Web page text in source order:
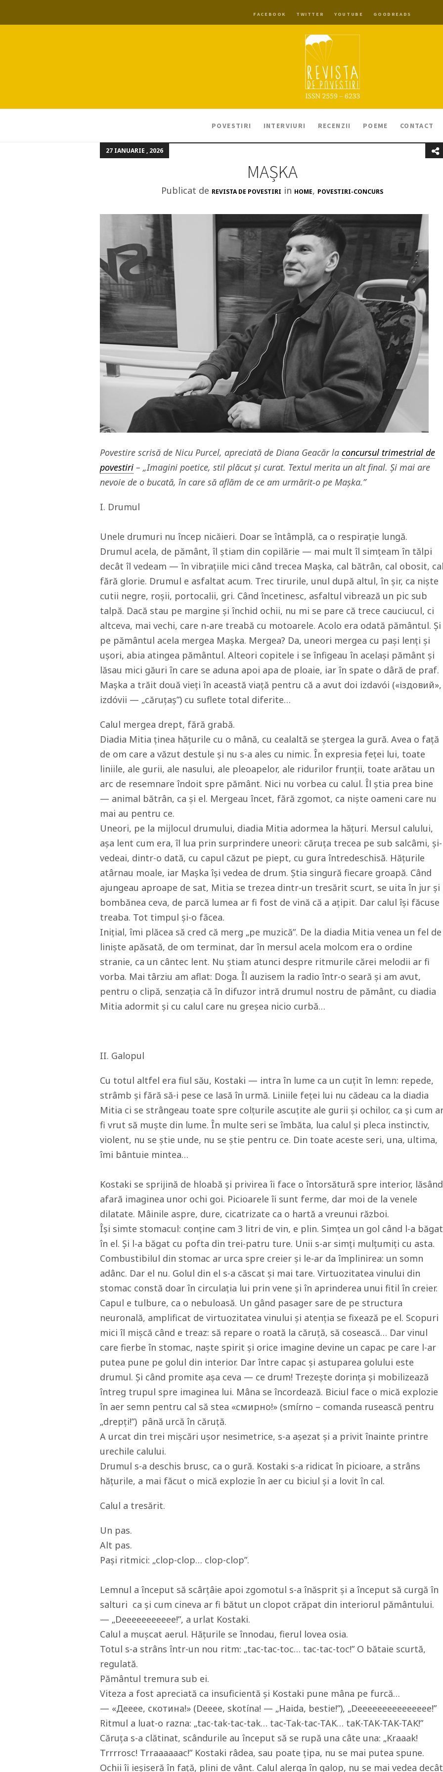
FACEBOOK TWITTER YOUTUBE GOODREADS
POVESTIRI INTERVIURI RECENZII POEME CONTACT
27 IANUARIE , 2026
MAȘKA
Publicat de REVISTA DE POVESTIRI in HOME, POVESTIRI-CONCURS
Povestire scrisă de Nicu Purcel, apreciată de Diana Geacăr la concursul trimestrial de
povestiri – „Imagini poetice, stil plăcut și curat. Textul merita un alt final. Și mai are
nevoie de o bucată, în care să aflăm de ce am urmărit-o pe Mașka.”
I. Drumul
Unele drumuri nu încep nicăieri. Doar se întâmplă, ca o respirație lungă.
Drumul acela, de pământ, îl știam din copilărie — mai mult îl simțeam în tălpi
decât îl vedeam — în vibrațiile mici când trecea Mașka, cal bătrân, cal obosit,
fără glorie. Drumul e asfaltat acum. Trec tirurile, unul după altul, în șir, ca niște
cutii negre, roșii, portocalii, gri. Când încetinesc, asfaltul vibrează un pic sub
talpă. Dacă stau pe margine și închid ochii, nu mi se pare că trece cauciucul, ci
altceva, mai vechi, care n-are treabă cu motoarele. Acolo era odată pământul. Și
pe pământul acela mergea Mașka. Mergea? Da, uneori mergea cu pași lenți și
ușori, abia atingea pământul. Alteori copitele i se înfigeau în același pământ și
lăsau mici găuri în care se aduna apoi apa de ploaie, iar în spate o dâră de praf.
Mașka a trăit două vieți în această viață pentru că a avut doi izdavói («іздовий»,
izdóvii — „căruțaș”) cu suflete total diferite…
Calul mergea drept, fără grabă.
Diadia Mitia ținea hățurile cu o mână, cu cealaltă se ștergea la gură. Avea o față
de om care a văzut destule și nu s-a ales cu nimic. În expresia feței lui, toate
liniile, ale gurii, ale nasului, ale pleoapelor, ale ridurilor frunții, toate arătau un
arc de resemnare îndoit spre pământ. Nici nu vorbea cu calul. Îl știa prea bine
— animal bătrân, ca și el. Mergeau încet, fără zgomot, ca niște oameni care nu
mai au pentru ce.
Uneori, pe la mijlocul drumului, diadia Mitia adormea la hățuri. Mersul calului,
așa lent cum era, îl lua prin surprindere uneori: căruța trecea pe sub salcâmi,
vedeai, dintr-o dată, cu capul căzut pe piept, cu gura întredeschisă. Hățurile
atârnau moale, iar Mașka își vedea de drum. Știa singură fiecare groapă. Când
ajungeau aproape de sat, Mitia se trezea dintr-un tresărit scurt, se uita în jur și
bombănea ceva, de parcă lumea ar fi fost de vină că a ațipit. Dar calul își făcuse
treaba. Tot timpul și-o făcea.
Inițial, îmi plăcea să cred că merg „pe muzică”. De la diadia Mitia venea un fel de
liniște apăsată, de om terminat, dar în mersul acela molcom era o ordine
stranie, ca un cântec lent. Nu știam atunci despre ritmurile cărei melodii ar fi
vorba. Mai târziu am aflat: Doga. Îl auzisem la radio într-o seară și am avut,
pentru o clipă, senzația că în difuzor intră drumul nostru de pământ, cu diadia
Mitia adormit și cu calul care nu greșea nicio curbă…
II. Galopul
Cu totul altfel era fiul său, Kostaki — intra în lume ca un cuțit în lemn: repede,
strâmb și fără să-i pese ce lasă în urmă. Liniile feței lui nu cădeau ca la diadia
Mitia ci se strângeau toate spre colțurile ascuțite ale gurii și ochilor, ca și cum
fi vrut să muște din lume. În multe seri se îmbăta, lua calul și pleca instinctiv,
violent, nu se știe unde, nu se știe pentru ce. Din toate aceste seri, una, ultima,
îmi bântuie mintea…
Kostaki se sprijină de hloabă și privirea îi face o întorsătură spre interior, lăsând
afară imaginea unor ochi goi. Picioarele îi sunt ferme, dar moi de la venele
dilatate. Mâinile aspre, dure, cicatrizate ca o hartă a vreunui război.
Își simte stomacul: conține cam 3 litri de vin, e plin. Simțea un gol când l-a băgat
în el. Și l-a băgat cu pofta din trei-patru ture. Unii s-ar simți mulțumiți cu asta.
Combustibilul din stomac ar urca spre creier și le-ar da împlinirea: un somn
adânc. Dar el nu. Golul din el s-a căscat și mai tare. Virtuozitatea vinului din
stomac constă doar în circulația lui prin vene și în aprinderea unui fitil în creier.
Capul e tulbure, ca o nebuloasă. Un gând pasager sare de pe structura
neuronală, amplificat de virtuozitatea vinului și atenția se fixează pe el. Scopuri
mici îl mișcă când e treaz: să repare o roată la căruță, să cosească… Dar vinul
care fierbe în stomac, naște spirit și orice imagine devine un capac pe care l-ar
putea pune pe golul din interior. Dar între capac și astuparea golului este
drumul. Și când promite așa ceva — ce drum! Trezește dorința și mobilizează
întreg trupul spre imaginea lui. Mâna se încordează. Biciul face o mică explozie
în aer semn pentru cal să stea «смирно!» (smírno – comanda rusească pentru
„drepți!”) până urcă în căruță.
A urcat din trei mișcări ușor nesimetrice, s-a așezat și a privit înainte printre
urechile calului.
Drumul s-a deschis brusc, ca o gură. Kostaki s-a ridicat în picioare, a strâns
hățurile, a mai făcut o mică explozie în aer cu biciul și a lovit în cal.
Calul a tresărit.
Un pas.
Alt pas.
Pași ritmici: „clop-clop… clop-clop”.
Lemnul a început să scârțâie apoi zgomotul s-a înăsprit și a început să curgă în
salturi ca și cum cineva ar fi bătut un clopot crăpat din interiorul pământului.
— „Deeeeeeeeeee!”, a urlat Kostaki.
Calul a mușcat aerul. Hățurile se înnodau, fierul lovea osia.
Totul s-a strâns într-un nou ritm: „tac-tac-toc… tac-tac-toc!” O bătaie scurtă,
regulată.
Pământul tremura sub ei.
Viteza a fost apreciată ca insuficientă și Kostaki pune mâna pe furcă…
— «Дееее, скотина!» (Deeee, skotína! — „Haida, bestie!”), „Deeeeeeeeeeeeeee!”
Ritmul a luat-o razna: „tac-tak-tac-tak… tac-Tak-tac-TAK… taK-TAK-TAK-TAK!”
Căruța s-a clătinat, scândurile au început să se rupă una câte una: „Kraaak!
Trrrrosc! Trraaaaaac!” Kostaki râdea, sau poate țipa, nu se mai putea spune.
Ochii îi ieșiseră în față, plini de vânt. Calul alerga în galop, nu se mai vedea decât